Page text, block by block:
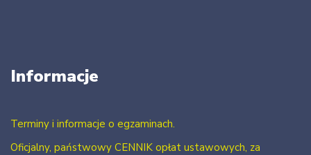
Informacje
Terminy i informacje o egzaminach.
Oficjalny, państwowy CENNIK opłat ustawowych, za